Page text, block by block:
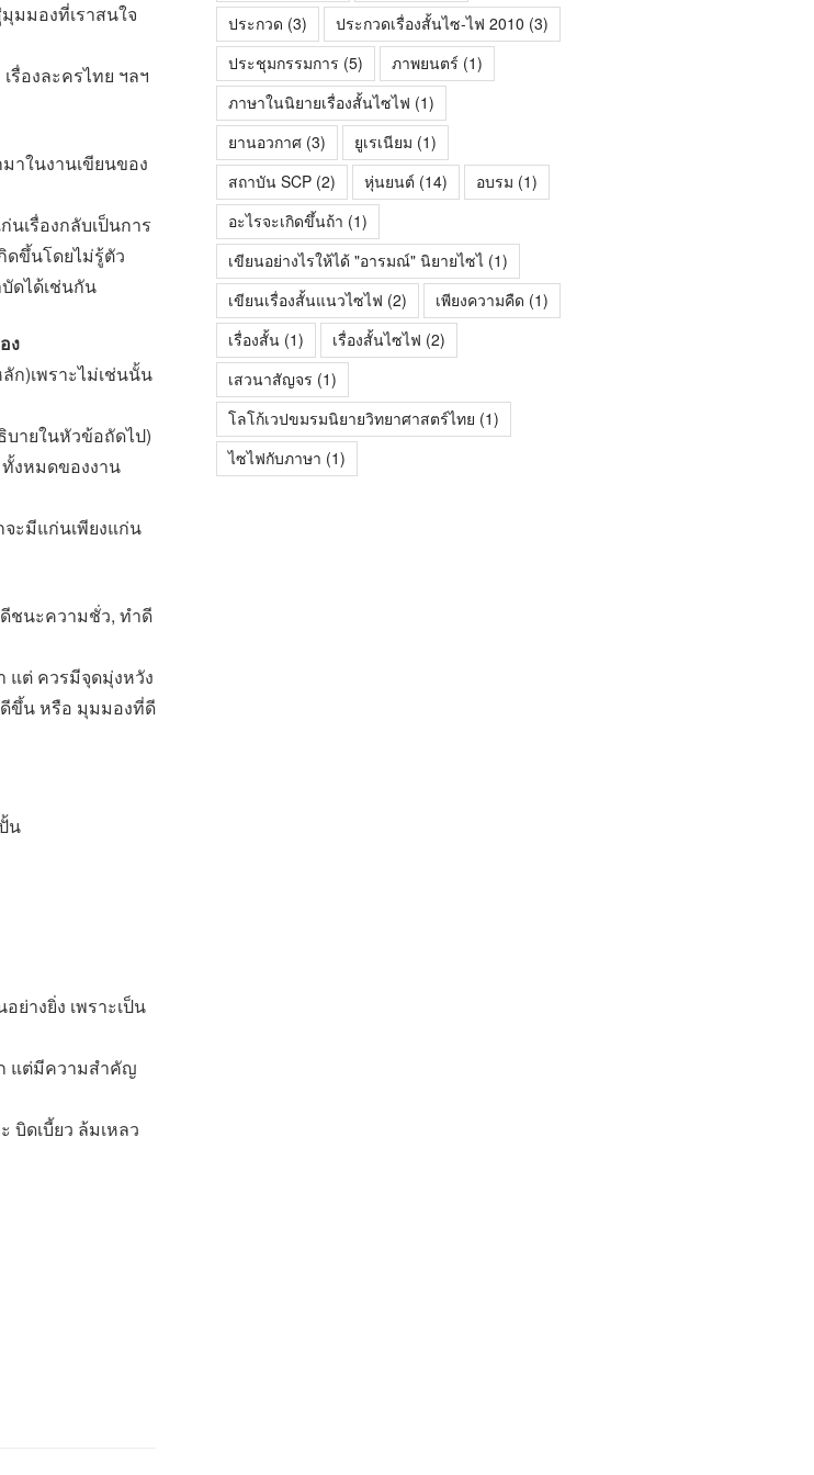
มมองที่เราสนใจ
รื่องละครไทย ฯลฯ
าในงานเขียนของ
นเรื่องกลับเป็นการ
ดขึ้นโดยไม่รู้ตัว
ดได้เช่นกัน
ง
ก)เพราะไม่เช่นนั้น
บายในหัวข้อถัดไป)
งหมดของงาน
จะมีแก่นเพียงแก่น
ชนะความชั่ว, ทำดี
แต่ ควรมีจุดมุ่งหวัง
ขึ้น หรือ มุมมองที่ดี
น
ย่างยิ่ง เพราะเป็น
แต่มีความสำคัญ
บิดเบี้ยว ล้มเหลว
ประกวด (3) ประกวดเรื่องสั้นไซ-ไฟ 2010 (3)
ประชุมกรรมการ (5) ภาพยนตร์ (1)
ภาษาในนิยายเรื่องสั้นไซไฟ (1)
ยานอวกาศ(3) ยูเรเนียม (1)
สถาบัน SCP(2) หุ่นยนต์ (14) อบรม (1)
อะไรจะเกิดขึ้นถ้า (1)
เขียนอย่างไรให้ได้ "อารมณ์" นิยายไซไ(1)
เขียนเรื่องสั้นแนวไซไฟ (2) เพียงความคืด (1)
เรื่องสั้น(1) เรื่องสั้นไซไฟ (2)
เสวนาสัญจร (1)
โลโก้เวปขมรมนิยายวิทยาศาสตร์ไทย (1)
ไซไฟกับภาษา (1)